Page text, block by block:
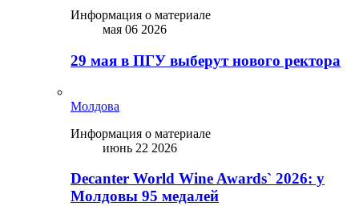
Информация о материале
мая 06 2026
29 мая в ПГУ выберут нового ректора
Молдова
Информация о материале
июнь 22 2026
Decanter World Wine Awards` 2026: у
Молдовы 95 медалей